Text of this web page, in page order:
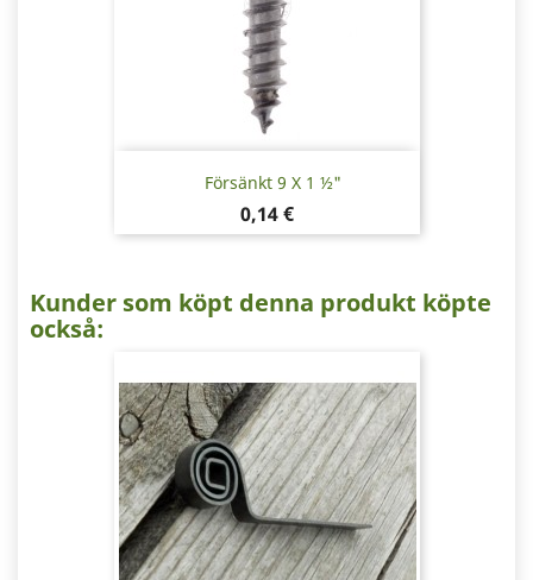
Försänkt 9 X 1 ½"
Pris
0,14 €
Kunder som köpt denna produkt köpte
också: